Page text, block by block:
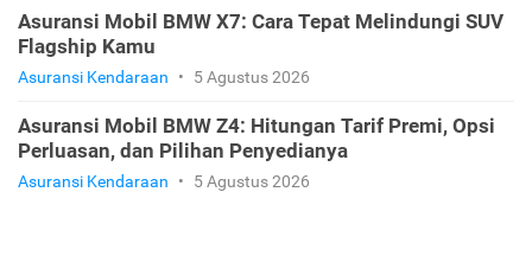
Asuransi Mobil BMW X7: Cara Tepat Melindungi SUV
Flagship Kamu
Asuransi Kendaraan • 5 Agustus 2026
Asuransi Mobil BMW Z4: Hitungan Tarif Premi, Opsi
Perluasan, dan Pilihan Penyedianya
Asuransi Kendaraan • 5 Agustus 2026